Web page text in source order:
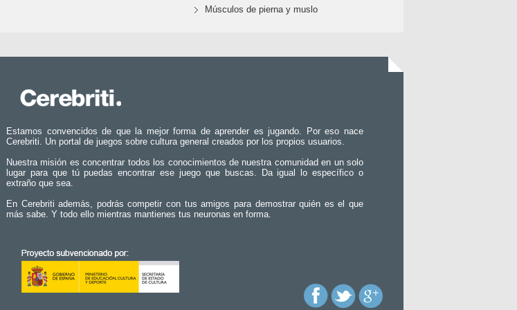
Músculos de pierna y muslo
Estamos convencidos de que la mejor forma de aprender es jugando. Por eso nace
Cerebriti. Un portal de juegos sobre cultura general creados por los propios usuarios.
Nuestra misión es concentrar todos los conocimientos de nuestra comunidad en un solo
lugar para que tú puedas encontrar ese juego que buscas. Da igual lo específico o
extraño que sea.
En Cerebriti además, podrás competir con tus amigos para demostrar quién es el que
más sabe. Y todo ello mientras mantienes tus neuronas en forma.